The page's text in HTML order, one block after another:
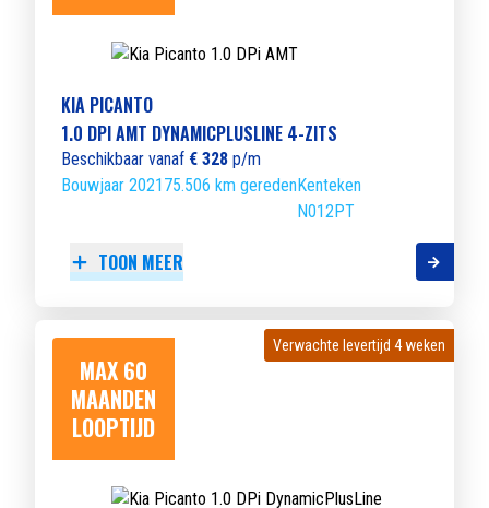
KIA PICANTO
1.0 DPI AMT DYNAMICPLUSLINE 4-ZITS
Beschikbaar vanaf € 328 p/m
Bouwjaar 202175.506 km geredenKenteken
N012PT
TOON MEER
MAX 60
MAANDEN
LOOPTIJD
Verwachte levertijd 4 weken
Verwachte levertijd 4 weken